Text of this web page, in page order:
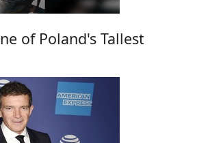
of Poland's Tallest